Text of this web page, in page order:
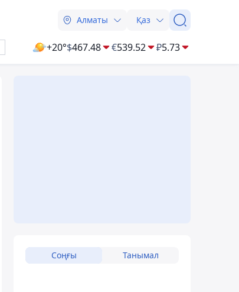
Алматы Қаз
+20°$467.48 €539.52 ₽5.73
Соңғы Танымал